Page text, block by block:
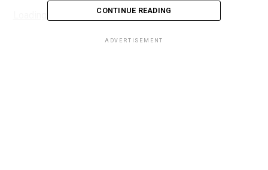
CONTINUE READING
ADVERTISEMENT